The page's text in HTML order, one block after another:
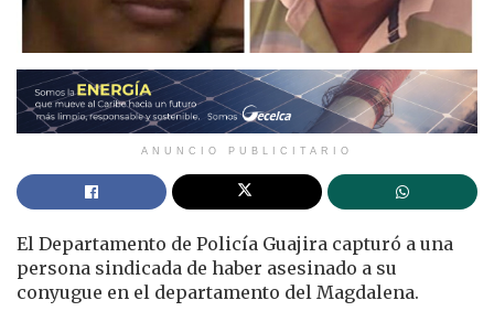
ANUNCIO PUBLICITARIO
El Departamento de Policía Guajira capturó a una
persona sindicada de haber asesinado a su
conyugue en el departamento del Magdalena.